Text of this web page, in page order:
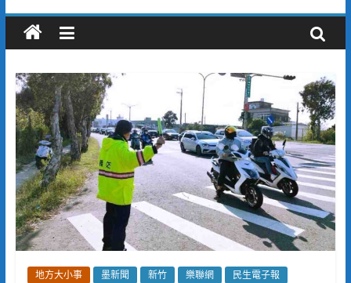
地方大小事 墨新聞 新竹 樂聯網 民生電子報